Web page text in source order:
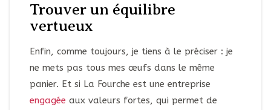
Trouver un équilibre
vertueux
Enfin, comme toujours, je tiens à le préciser : je
ne mets pas tous mes œufs dans le même
panier. Et si La Fourche est une entreprise
engagée aux valeurs fortes, qui permet de